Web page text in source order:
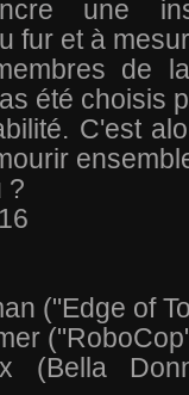
une
fur et à
de
été choisis
C'est
?
("Edge of
(Bella